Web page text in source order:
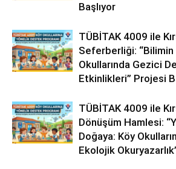
Başlıyor
TÜBİTAK 4009 ile
Seferberliği: “Bilimin
Okullarında Gezici
Etkinlikleri” Projesi
TÜBİTAK 4009 ile
Dönüşüm Hamlesi:
Doğaya: Köy
Ekolojik